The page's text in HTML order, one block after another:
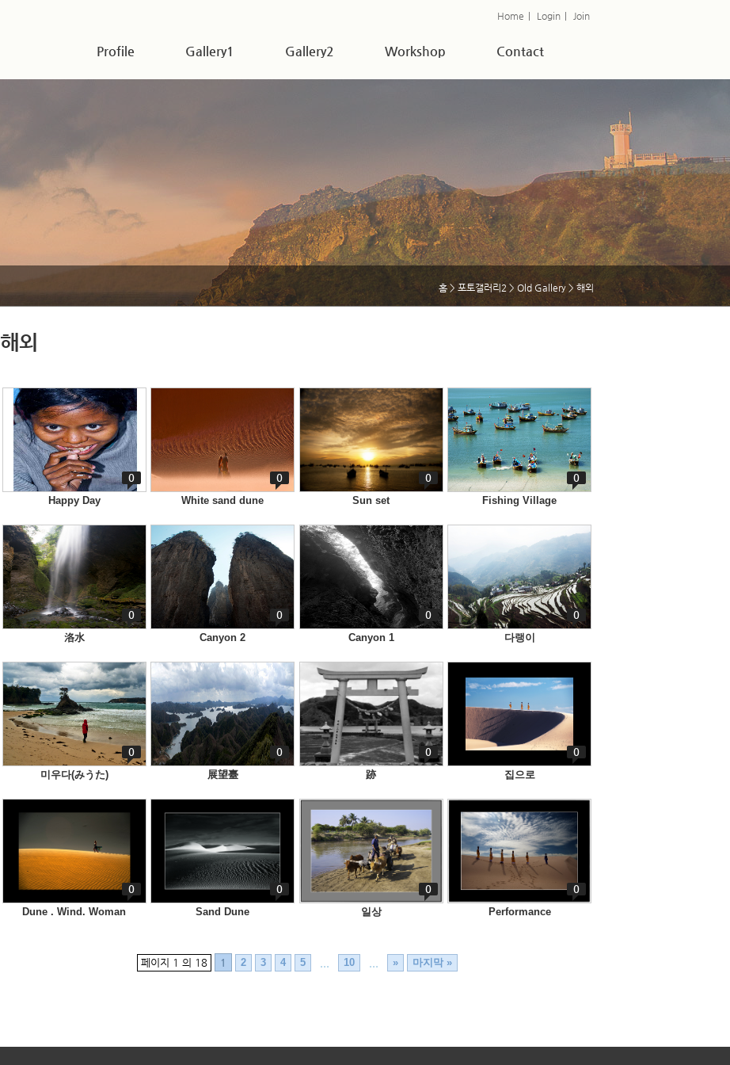
Home Login Join
Profile Gallery1 Gallery2 Workshop Contact
홈> 포토갤러리2 > Old Gallery > 해외
해외
0
Happy Day
0
White sand dune
0
Sun set
0
Fishing Village
0
洛水
0
Canyon 2
0
Canyon 1
0
다랭이
0
미우다(みうた)
0
展望臺
0
跡
0
집으로
0
Dune . Wind. Woman
0
Sand Dune
0
일상
0
Performance
페이지 1 의 18 1 2 3 4 5 10 » 마지막 »